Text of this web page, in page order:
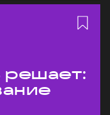
решает: